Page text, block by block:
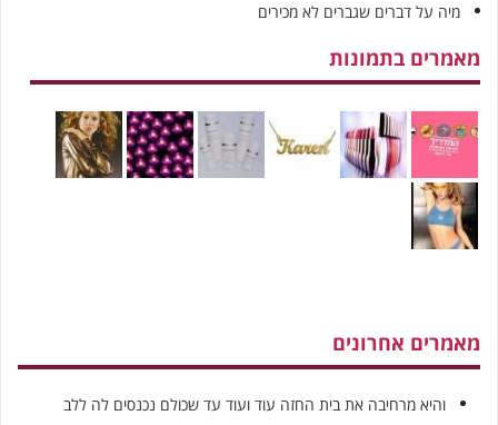
מאמרים אחרונים
והיא מרחיבה את בית החזה עוד ועוד עד שכולם נכנסים לה ללב
מיה על דברים שגברים לא מכירים
מאמרים בתמונות